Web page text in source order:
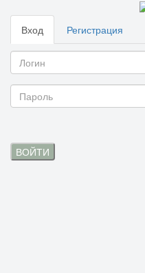
Вход Регистрация
ВОЙТИ